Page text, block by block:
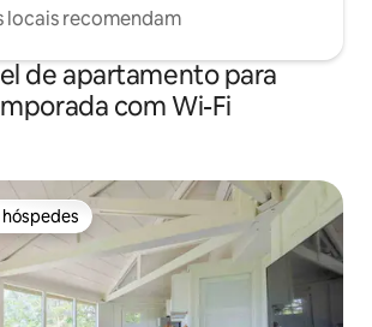
locais recomendam
de apartamento para
com Wi-Fi
preferidos dos hóspedes